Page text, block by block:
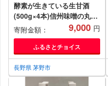
酵素が生きている生甘酒
(500g×4本)信州味噌の丸井
伊藤商店_ 生甘酒 甘酒 あま
ざけ 酵素 麹 生酵素 非加熱
健康 美肌 飲む点滴 美容 冷
凍 セット 人気 おすすめ お
取り寄せ 送料無料
【1576485】
寄附金額： 9,000 円
ふるさとチョイス
長野県 茅野市